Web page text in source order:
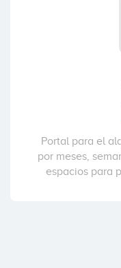
Portal para el
por meses,
espacios para